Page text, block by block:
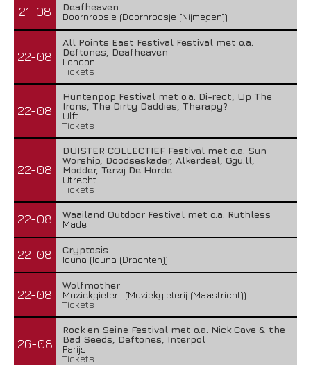
21-08
Deafheaven
Doornroosje (Doornroosje (Nijmegen))
22-08
All Points East Festival Festival met o.a.
Deftones, Deafheaven
London
Tickets
22-08
Huntenpop Festival met o.a. Di-rect, Up The
Irons, The Dirty Daddies, Therapy?
Ulft
Tickets
22-08
DUISTER COLLECTIEF Festival met o.a. Sun
Worship, Doodseskader, Alkerdeel, Ggu:ll,
Modder, Terzij De Horde
Utrecht
Tickets
22-08
Waailand Outdoor Festival met o.a. Ruthless
Made
22-08
Cryptosis
Iduna (Iduna (Drachten))
22-08
Wolfmother
Muziekgieterij (Muziekgieterij (Maastricht))
Tickets
26-08
Rock en Seine Festival met o.a. Nick Cave & the
Bad Seeds, Deftones, Interpol
Parijs
Tickets